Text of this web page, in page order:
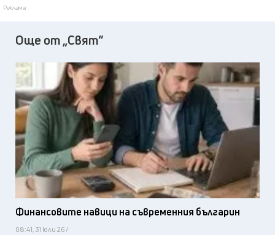
Реклама
Още от „Свят“
Финансовите навици на съвременния българин
08:41, 31 юли 26 /